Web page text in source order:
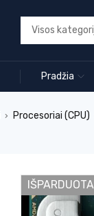
Pradžia
› Procesoriai (CPU)
IŠPARDUOTA